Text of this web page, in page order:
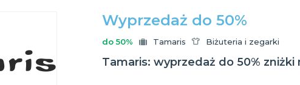
Wyprzedaż do 50%
do 50% Tamaris Biżuteria i zegarki
Tamaris: wyprzedaż do 50%